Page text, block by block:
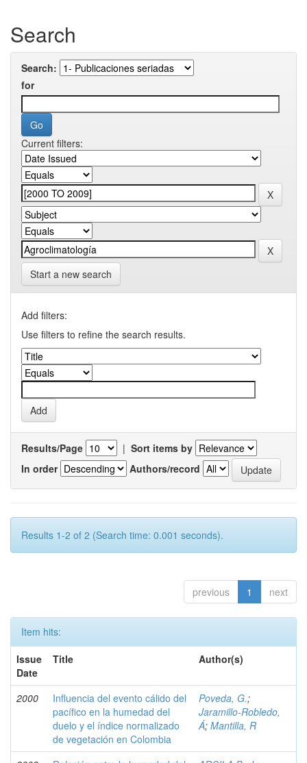
Search
Search:
for
Current filters:
Start a new search
Add filters:
Use filters to refine the search results.
Results/Page | Sort items by
In order
Authors/record
Results 1-2 of 2 (Search time: 0.001 seconds).
previous 1 next
Item hits:
Issue
Date
Title Author(s)
2000
Influencia del evento cálido del
pacífico en la humedad del
duelo y el índice normalizado
de vegetación en Colombia
Poveda, G.;
Jaramillo-Robledo,
Á; Mantilla, R